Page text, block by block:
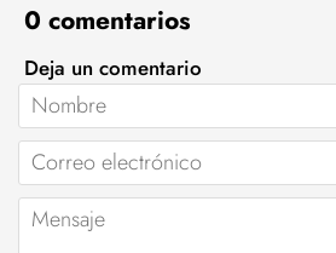
0 comentarios
Deja un comentario
Nombre
Correo
electrónico
Mensaje